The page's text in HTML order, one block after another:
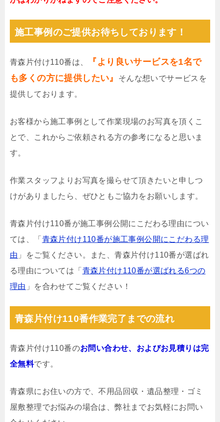
施工事例のご提供お待ちしております！
青森片付け110番は、
『より良いサービスを1名で
も多くの方に提供したい』
そんな想いでサービスを
提供しております。
お客様から施工事例として作業現場のお写真を頂くこ
とで、これからご依頼される方の参考になると思いま
す。
作業スタッフよりお写真を撮らせて頂きたいと申しつ
けがありましたら、ぜひともご協力をお願いします。
青森片付け110番が施工事例公開にこだわる理由につい
ては、「 青森片付け110番が施工事例公開にこだわる理
由 」をご覧ください。また、青森片付け110番が選ばれ
る理由については「 青森片付け110番が選ばれる6つの
理由 」を合わせてご覧ください！
青森片付け110番作業完了までの流れ
青森片付け110番のお問い合わせ、およびお見積りは完
全無料です。
青森県にお住いの方で、不用品回収・遺品整理・ゴミ
屋敷整理でお悩みの場合は、弊社までお気軽にお問い